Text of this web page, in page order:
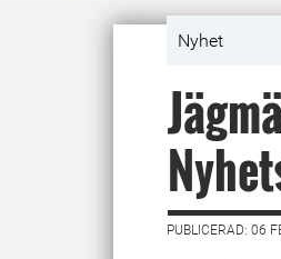
Nyhet
PUBLICERAD: 06